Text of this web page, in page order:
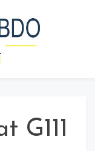
Approach and
G111